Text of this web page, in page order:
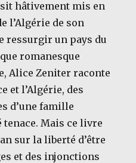
hâtivement mis en
l’Algérie de son
ressurgir un pays du
romanesque
Alice Zeniter raconte
et l’Algérie, des
d’une famille
Mais ce livre
sur la liberté d’être
et des injonctions